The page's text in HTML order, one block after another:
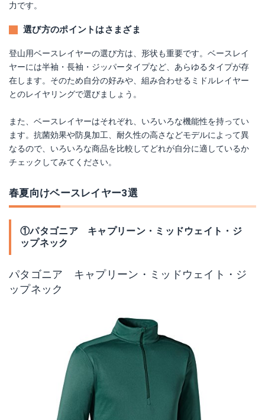
力です。
選び方のポイントはさまざま
登山用ベースレイヤーの選び方は、形状も重要です。ベースレイ
ヤーには半袖・長袖・ジッパータイプなど、あらゆるタイプが存
在します。そのため自分の好みや、組み合わせるミドルレイヤー
とのレイヤリングで選びましょう。
また、ベースレイヤーはそれぞれ、いろいろな機能性を持ってい
ます。抗菌効果や防臭加工、耐久性の高さなどモデルによって異
なるので、いろいろな商品を比較してどれが自分に適しているか
チェックしてみてください。
春夏向けベースレイヤー3選
①パタゴニア キャプリーン・ミッドウェイト・ジ
ップネック
パタゴニア キャプリーン・ミッドウェイト・ジ
ップネック